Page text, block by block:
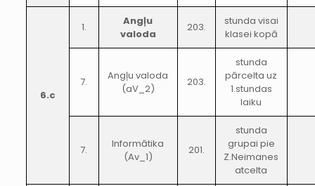
6.c
1.
Angļu
valoda
203.
stunda visai
klasei kopā
7.
Angļu valoda
(aV_2)
203.
stunda
pārcelta uz
1.stundas
laiku
7.
Informātika
(Av_1)
201.
stunda
grupai pie
Z.Neimanes
atcelta